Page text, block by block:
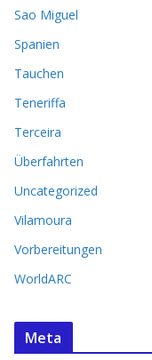
Sao Miguel
Spanien
Tauchen
Teneriffa
Terceira
Überfahrten
Uncategorized
Vilamoura
Vorbereitungen
WorldARC
Meta